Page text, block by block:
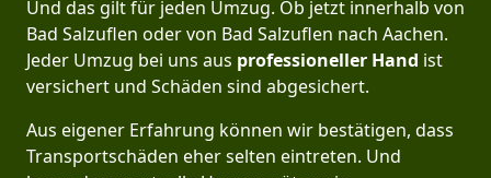
Und das gilt für jeden Umzug. Ob jetzt innerhalb von
Bad Salzuflen oder von Bad Salzuflen nach Aachen.
Jeder Umzug bei uns aus professioneller Hand ist
versichert und Schäden sind abgesichert.
Aus eigener Erfahrung können wir bestätigen, dass
Transportschäden eher selten eintreten. Und